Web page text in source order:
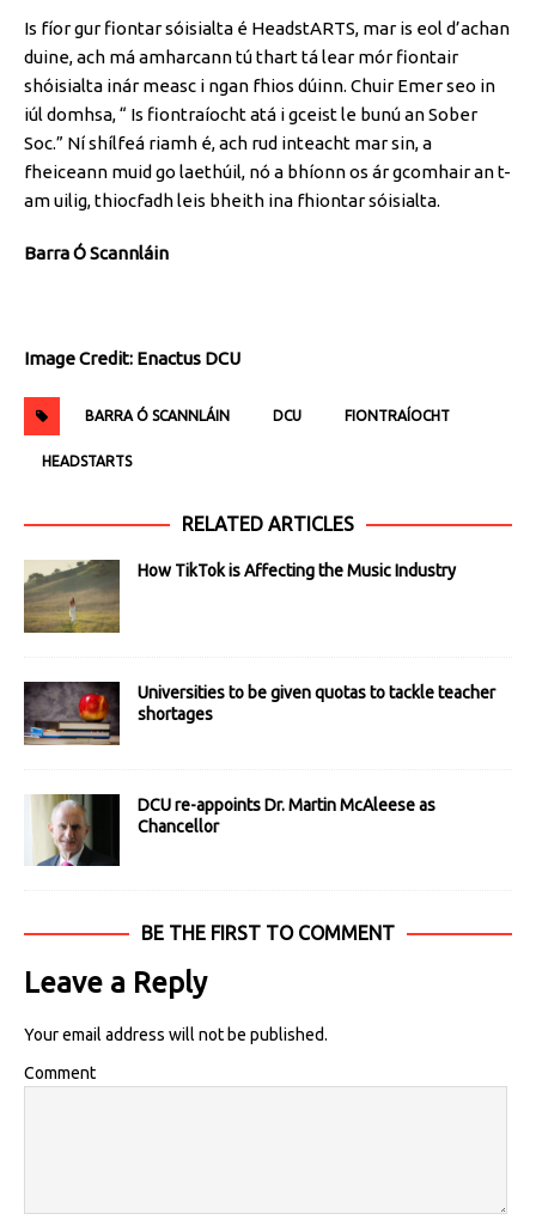
Is fíor gur fiontar sóisialta é HeadstARTS, mar is eol d’achan
duine, ach má amharcann tú thart tá lear mór fiontair
shóisialta inár measc i ngan fhios dúinn. Chuir Emer seo in
iúl domhsa, “ Is fiontraíocht atá i gceist le bunú an Sober
Soc.” Ní shílfeá riamh é, ach rud inteacht mar sin, a
fheiceann muid go laethúil, nó a bhíonn os ár gcomhair an t-
am uilig, thiocfadh leis bheith ina fhiontar sóisialta.
Barra Ó Scannláin
Image Credit: Enactus DCU
BARRA Ó SCANNLÁIN DCU FIONTRAÍOCHT
HEADSTARTS
RELATED ARTICLES
How TikTok is Affecting the Music Industry
Universities to be given quotas to tackle teacher
shortages
DCU re-appoints Dr. Martin McAleese as
Chancellor
BE THE FIRST TO COMMENT
Leave a Reply
Your email address will not be published.
Comment